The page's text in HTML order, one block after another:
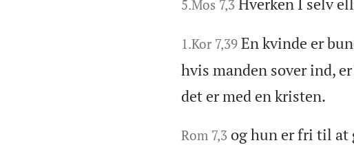
5.Mos 7,3
1.Kor 7,39 En kvinde er
hvis manden sover ind,
det er med en kristen.
Rom 7,3 og hun er fri til at